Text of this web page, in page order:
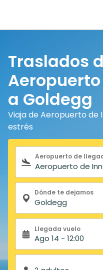
Traslados
a Goldegg
Viaja de Aeropuerto de
estrés
Formulario
Aeropuerto de
Dónde te dejamos
Llegada vuelo
Ago 14 - 12:00